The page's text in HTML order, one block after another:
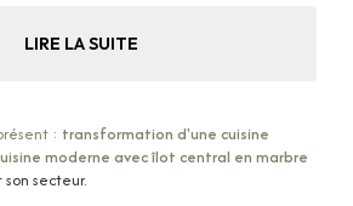
LIRE LA SUITE
: transformation d'une cuisine
moderne avec îlot central en marbre
son secteur.